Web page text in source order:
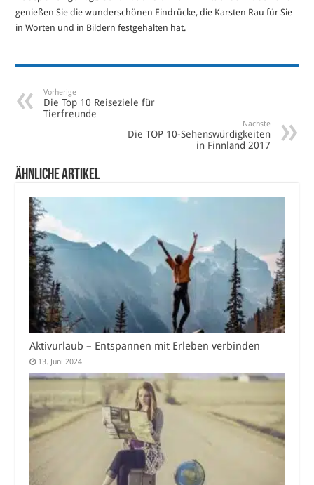
genießen Sie die wunderschönen Eindrücke, die Karsten Rau für Sie
in Worten und in Bildern festgehalten hat.
Vorherige
Die Top 10 Reiseziele für
Tierfreunde
Nächste
Die TOP 10-Sehenswürdigkeiten
in Finnland 2017
Ähnliche Artikel
Aktivurlaub – Entspannen mit Erleben verbinden
13. Juni 2024